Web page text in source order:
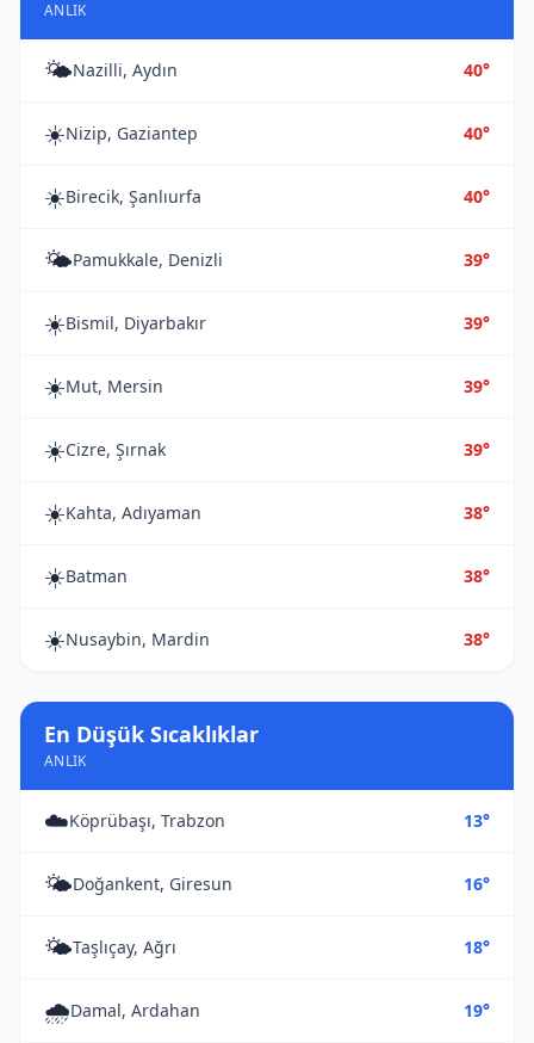
ANLIK
🌤️Nazilli, Aydın 40°
☀️Nizip, Gaziantep 40°
☀️Birecik, Şanlıurfa 40°
🌤️Pamukkale, Denizli 39°
☀️Bismil, Diyarbakır 39°
☀️Mut, Mersin 39°
☀️Cizre, Şırnak 39°
☀️Kahta, Adıyaman 38°
☀️Batman 38°
☀️Nusaybin, Mardin 38°
En Düşük Sıcaklıklar
ANLIK
☁️Köprübaşı, Trabzon 13°
🌤️Doğankent, Giresun 16°
🌤️Taşlıçay, Ağrı 18°
🌧️Damal, Ardahan 19°